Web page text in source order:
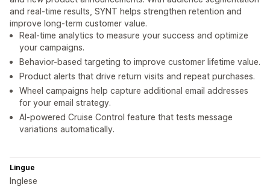
and real-time results, SYNT helps strengthen retention and
improve long-term customer value.
Real-time analytics to measure your success and optimize
your campaigns.
Behavior-based targeting to improve customer lifetime value.
Product alerts that drive return visits and repeat purchases.
Wheel campaigns help capture additional email addresses
for your email strategy.
AI-powered Cruise Control feature that tests message
variations automatically.
Lingue
Inglese